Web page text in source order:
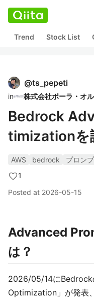
Trend Stock List
@ts_pepeti
in
Bedrock
timizationを
AWS bedrock
プロン
1
Posted at 2026-05-15
Advanced
は？
2026/05/14に
Optimization」が発表